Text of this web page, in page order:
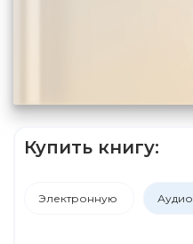
Купить книгу:
Электронную Аудио